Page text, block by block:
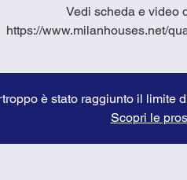
Vedi scheda e video
https://www.milanhouses.net/
è stato raggiunto il limite
Scopri le